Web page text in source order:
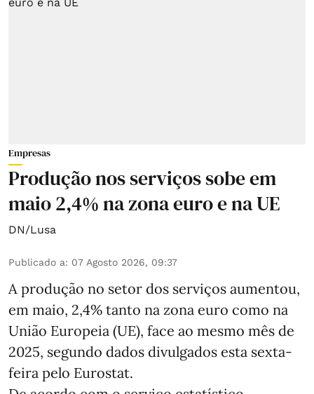
Empresas
Produção nos serviços sobe em
maio 2,4% na zona euro e na UE
DN/Lusa
Publicado a: 07 Agosto 2026, 09:37
A produção no setor dos serviços aumentou,
em maio, 2,4% tanto na zona euro como na
União Europeia (UE), face ao mesmo mês de
2025, segundo dados divulgados esta sexta-
feira pelo Eurostat.